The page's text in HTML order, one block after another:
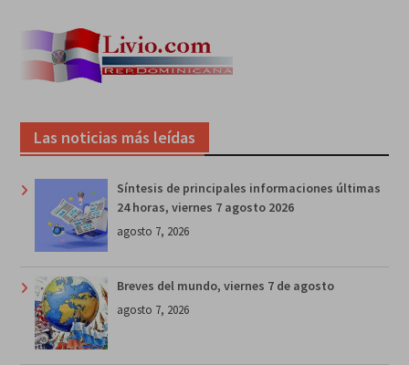
Las noticias más leídas
Síntesis de principales informaciones últimas
24 horas, viernes 7 agosto 2026
agosto 7, 2026
Breves del mundo, viernes 7 de agosto
agosto 7, 2026